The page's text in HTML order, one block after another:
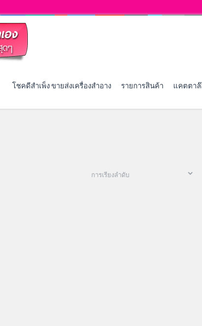
โชคดีสำเพ็ง ขายส่งเครื่องสำอาง รายการสินค้า แคตตาล๊